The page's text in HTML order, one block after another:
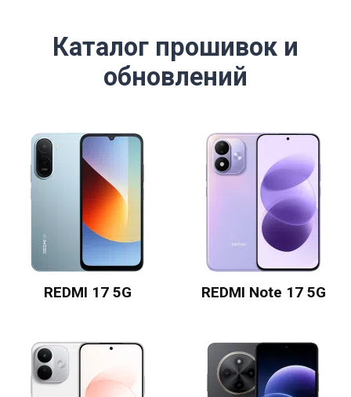
Каталог прошивок и
обновлений
REDMI 17 5G REDMI Note 17 5G